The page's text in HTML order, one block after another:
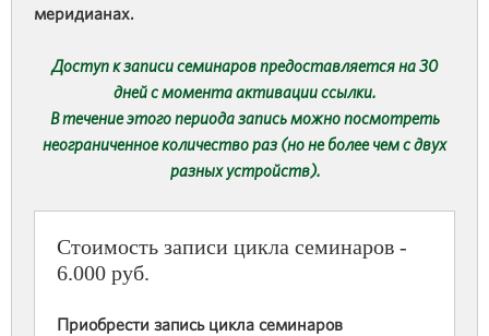
меридианах.
Доступ к записи семинаров предоставляется на 30
дней с момента активации ссылки.
В течение этого периода запись можно посмотреть
неограниченное количество раз (но не более чем с двух
разных устройств).
Стоимость записи цикла семинаров -
6.000 руб.
Приобрести запись цикла семинаров